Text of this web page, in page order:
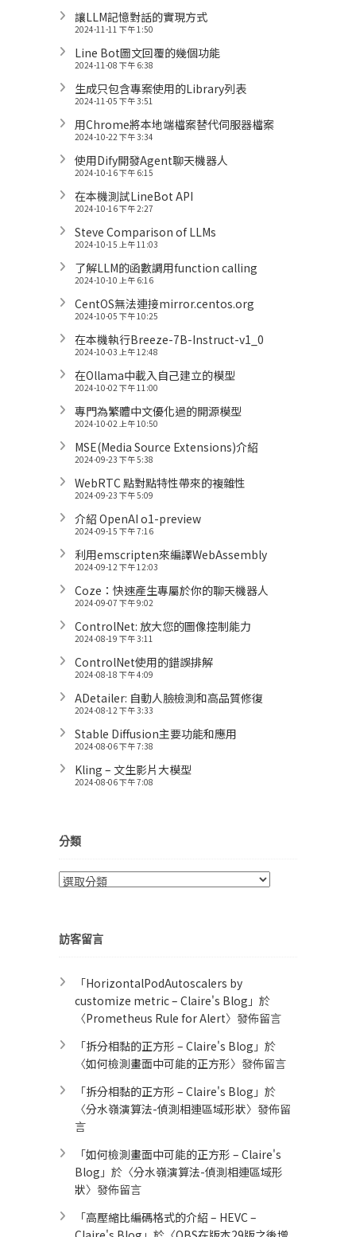
讓LLM記憶對話的實現方式
2024-11-11 下午 1:50
Line Bot圖文回覆的幾個功能
2024-11-08 下午 6:38
生成只包含專案使用的Library列表
2024-11-05 下午 3:51
用Chrome將本地端檔案替代伺服器檔案
2024-10-22 下午 3:34
使用Dify開發Agent聊天機器人
2024-10-16 下午 6:15
在本機測試LineBot API
2024-10-16 下午 2:27
Steve Comparison of LLMs
2024-10-15 上午 11:03
了解LLM的函數調用function calling
2024-10-10 上午 6:16
CentOS無法連接mirror.centos.org
2024-10-05 下午 10:25
在本機執行Breeze-7B-Instruct-v1_0
2024-10-03 上午 12:48
在Ollama中載入自己建立的模型
2024-10-02 下午 11:00
專門為繁體中文優化過的開源模型
2024-10-02 上午 10:50
MSE(Media Source Extensions)介紹
2024-09-23 下午 5:38
WebRTC 點對點特性帶來的複雜性
2024-09-23 下午 5:09
介紹 OpenAI o1-preview
2024-09-15 下午 7:16
利用emscripten來編譯WebAssembly
2024-09-12 下午 12:03
Coze：快速產生專屬於你的聊天機器人
2024-09-07 下午 9:02
ControlNet: 放大您的圖像控制能力
2024-08-19 下午 3:11
ControlNet使用的錯誤排解
2024-08-18 下午 4:09
ADetailer: 自動人臉檢測和高品質修復
2024-08-12 下午 3:33
Stable Diffusion主要功能和應用
2024-08-06 下午 7:38
Kling – 文生影片大模型
2024-08-06 下午 7:08
分類
分
訪客留言
「HorizontalPodAutoscalers by
customize metric – Claire's Blog 」於
〈Prometheus Rule for Alert​〉發佈留言
「拆分相黏的正方形 – Claire's Blog 」於
〈如何檢測畫面中可能的正方形〉發佈留言
「拆分相黏的正方形 – Claire's Blog 」於
〈分水嶺演算法-偵測相連區域形狀〉發佈留
言
「如何檢測畫面中可能的正方形 – Claire's
Blog 」於〈分水嶺演算法-偵測相連區域形
狀〉發佈留言
「高壓縮比編碼格式的介紹 – HEVC –